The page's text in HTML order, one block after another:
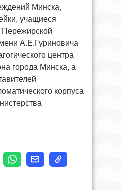
Минска,
учащиеся
А.Е.Гуриновича
центра
города Минска, а
корпуса